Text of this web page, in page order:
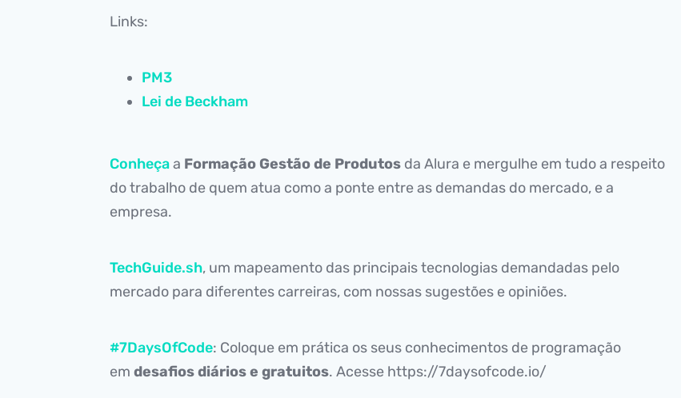
Links:
PM3
Lei de Beckham
Conheçaa Formação Gestão de Produtos da Alura e mergulhe em tudo a respeito
do trabalho de quem atua como a ponte entre as demandas do mercado, e a
empresa.
TechGuide.sh, um mapeamento das principais tecnologias demandadas pelo
mercado para diferentes carreiras, com nossas sugestões e opiniões.
#7DaysOfCode: Coloque em prática os seus conhecimentos de programação
em desafios diários e gratuitos. Acesse https://7daysofcode.io/